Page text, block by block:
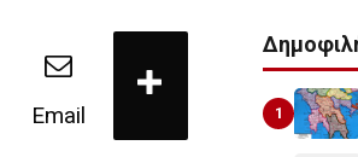
Email 1